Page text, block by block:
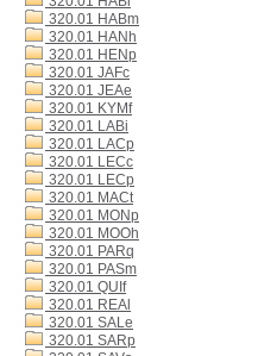
320.01 HABm
320.01 HANh
320.01 HENp
320.01 JAFc
320.01 JEAe
320.01 KYMf
320.01 LABi
320.01 LACp
320.01 LECc
320.01 LECp
320.01 MACt
320.01 MONp
320.01 MOOh
320.01 PARq
320.01 PASm
320.01 QUIf
320.01 REAl
320.01 SALe
320.01 SARp